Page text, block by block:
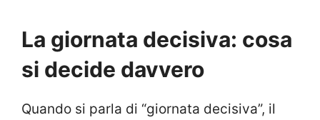
La giornata decisiva: cosa
si decide davvero
Quando si parla di “giornata decisiva”, il